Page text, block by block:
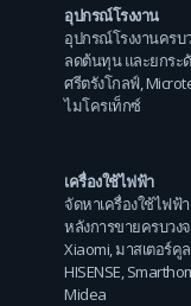
อุปกรณ์โรงงาน
อุปกรณ์โรงงานครบ
ลดต้นทุน และยกระ
ศรีตรังโกลฟ์,
ไมโครเท็กซ์
เครื่องใช้ไฟฟ้า
จัดหาเครื่องใช้ไฟ
หลังการขายครบวง
Xiaomi,มาสเตอร์คูล
HISENSE,
Midea